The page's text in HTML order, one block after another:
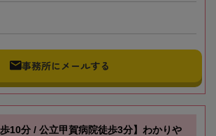
事務所にメールする
歩10分 / 公立甲賀病院徒歩3分】わかりや